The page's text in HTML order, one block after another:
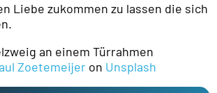
Liebe zukommen zu lassen die sich
Zoetemeijer on Unsplash